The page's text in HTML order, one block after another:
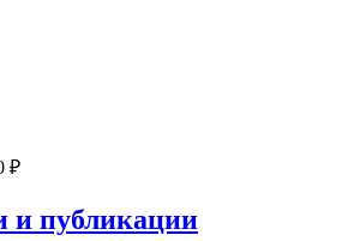
₽
и публикации